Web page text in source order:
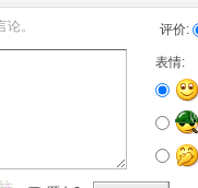
。 评价:
表情: